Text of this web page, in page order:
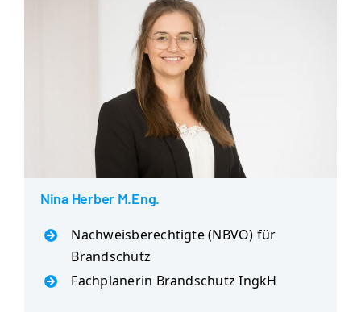
Nina Herber M.Eng.
Nachweisberechtigte (NBVO) für
Brandschutz
Fachplanerin Brandschutz IngkH